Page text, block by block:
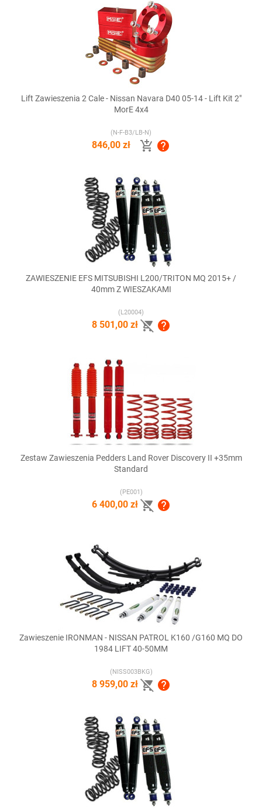
Lift Zawieszenia 2 Cale - Nissan Navara D40 05-14 - Lift Kit 2"
MorE 4x4
(N-F-B3/LB-N)
846,00 zł  
ZAWIESZENIE EFS MITSUBISHI L200/TRITON MQ 2015+ /
40mm Z WIESZAKAMI
(L20004)
8 501,00 zł  
Zestaw Zawieszenia Pedders Land Rover Discovery II +35mm
Standard
(PE001)
6 400,00 zł  
Zawieszenie IRONMAN - NISSAN PATROL K160 /G160 MQ DO
1984 LIFT 40-50MM
(NISS003BKG)
8 959,00 zł  